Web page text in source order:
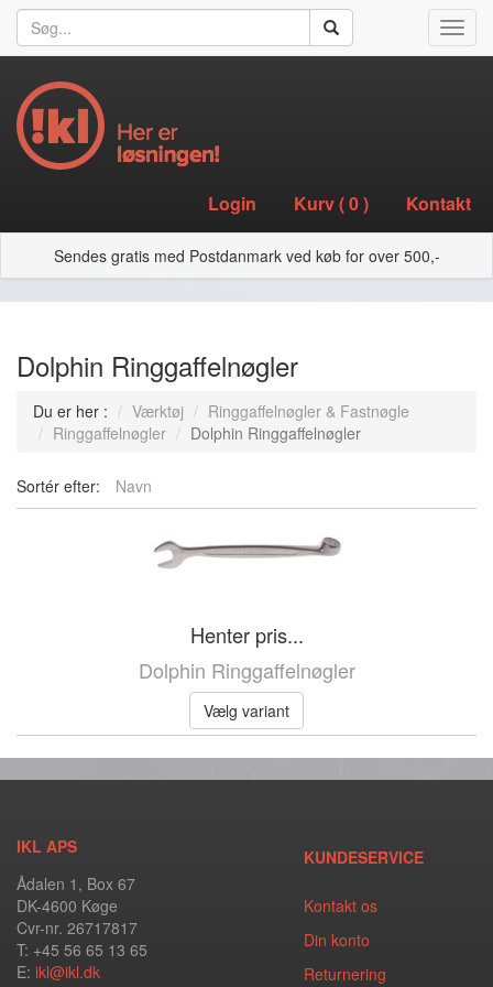
Login Kurv (0) Kontakt
Sendes gratis med Postdanmark ved køb for over 500,-
Dolphin Ringgaffelnøgler
Du er her : Værktøj
Ringgaffelnøgler & Fastnøgle
Ringgaffelnøgler
Dolphin Ringgaffelnøgler
Sortér efter: Navn
Henter pris...
Dolphin Ringgaffelnøgler
Vælg variant
IKL APS
Ådalen 1, Box 67
DK-4600 Køge
Cvr-nr. 26717817
T: +45 56 65 13 65
E: ikl@ikl.dk
KUNDESERVICE
Kontakt os
Din konto
Returnering